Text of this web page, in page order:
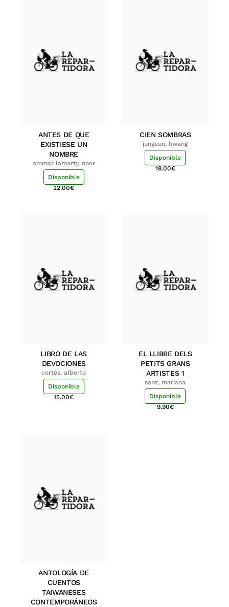
ANTES DE QUE
EXISTIESE UN
NOMBRE
ammar lamarty, noor
Disponible
22.00€
CIEN SOMBRAS
jungeun, hwang
Disponible
18.00€
LIBRO DE LAS
DEVOCIONES
cortés, alberto
Disponible
15.00€
EL LLIBRE DELS
PETITS GRANS
ARTISTES 1
sanz, mariana
Disponible
9.90€
ANTOLOGÍA DE
CUENTOS
TAIWANESES
CONTEMPORÁNEOS